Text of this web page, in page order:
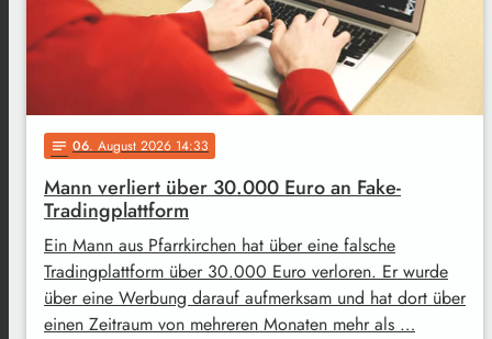
notes 06. August 2026 14:33
Mann verliert über 30.000 Euro an Fake-
Tradingplattform
Ein Mann aus Pfarrkirchen hat über eine falsche
Tradingplattform über 30.000 Euro verloren. Er wurde
über eine Werbung darauf aufmerksam und hat dort über
einen Zeitraum von mehreren Monaten mehr als …